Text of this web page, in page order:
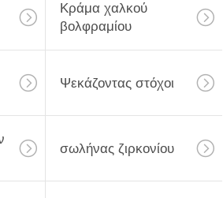
Κράμα χαλκού
βολφραμίου
Ψεκάζοντας στόχοι
σωλήνας ζιρκονίου